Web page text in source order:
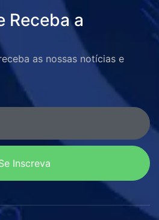
Receba a
as nossas notícias e
Inscreva